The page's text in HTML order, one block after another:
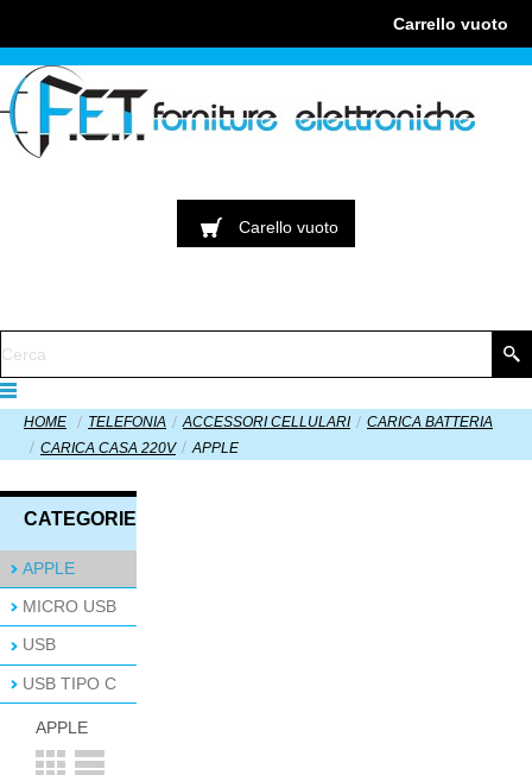
Carrello vuoto
Carello vuoto
HOME TELEFONIA ACCESSORI CELLULARI
CARICA BATTERIA
CARICA CASA 220V
APPLE
CATEGORIE
APPLE
MICRO USB
USB
USB TIPO C
APPLE